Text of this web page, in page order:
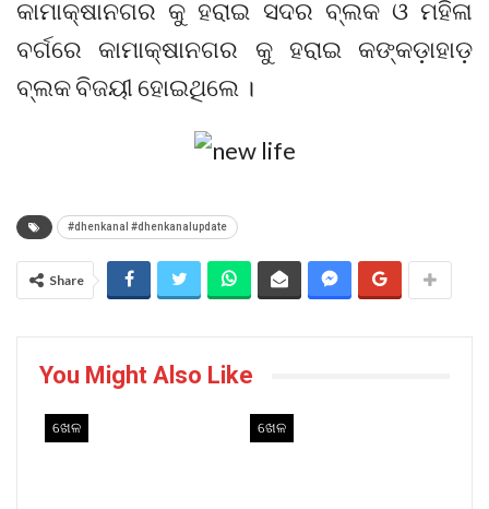
କାମାକ୍ଷାନଗର କୁ ହରାଇ ସଦର ବ୍ଲକ ଓ ମହିଳା
ବର୍ଗରେ କାମାକ୍ଷାନଗର କୁ ହରାଇ କଙ୍କଡ଼ାହାଡ଼
ବ୍ଲକ ବିଜୟୀ ହୋଇଥିଲେ ।
#dhenkanal #dhenkanalupdate
Share
You Might Also Like
ଖେଳ ଖେଳ